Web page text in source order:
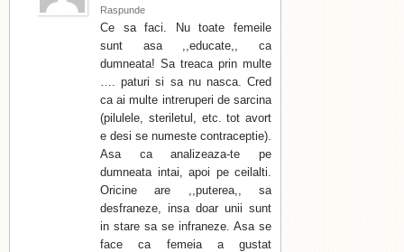
Raspunde
Ce sa faci. Nu toate femeile
sunt asa ,,educate,, ca
dumneata! Sa treaca prin multe
…. paturi si sa nu nasca. Cred
ca ai multe intreruperi de sarcina
(pilulele, steriletul, etc. tot avort
e desi se numeste contraceptie).
Asa ca analizeaza-te pe
dumneata intai, apoi pe ceilalti.
Oricine are ,,puterea,, sa
desfraneze, insa doar unii sunt
in stare sa se infraneze. Asa se
face ca femeia a gustat